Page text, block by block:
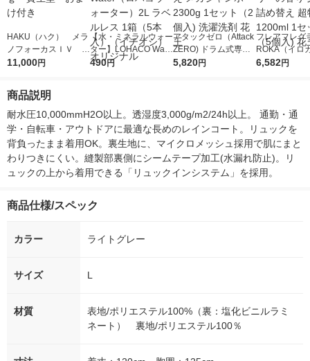
HAKU（ハク） メラ
ノフォーカスＩＶ 4
5ｇ 資生堂 おまけ
11,000円
【水・ミネラルウォー
ター】LOHACO Wate
r（ロハコウォータ
490円
アタックゼロ（Attack
ZERO) ドラム式専用
詰め替え メガジャン
5,820円
フレアフレグ
ROKA（イロ
イキッドリリ
6,582円
商品説明
耐水圧10,000mmH2O以上。透湿度3,000g/m2/24h以上。 通勤・通
学・自転車・アウトドアに最適な長めのレインコート。リュックを
背負ったまま着用OK。裏生地に、マイクロメッシュ採用で肌にまと
わりつきにくい。縫製部裏側にシームテープ加工(水漏れ防止)。リ
ュックの上から着用できる「リュックインシステム」を採用。
商品仕様/スペック
カラー ライトグレー
サイズ L
材質
表地/ポリエステル100%（裏：塩化ビニルラミ
ネート） 裏地/ポリエステル100％